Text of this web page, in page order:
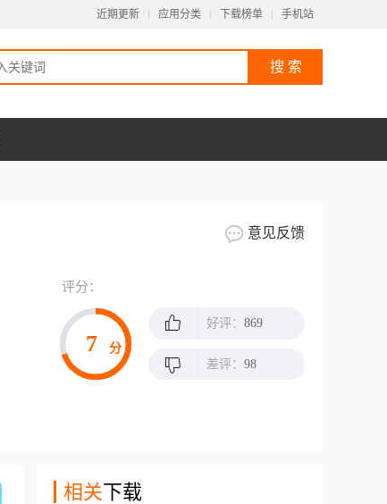
近期更新 应用分类 下载榜单 手机站
意见反馈
评分：
7 分
好评： 869
差评： 98
相关下载